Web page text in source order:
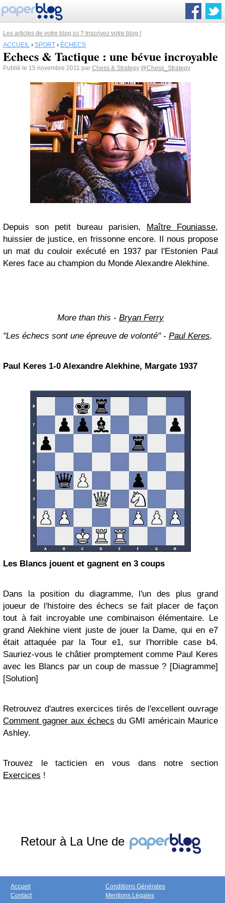
Les articles de votre blog ici ? Inscrivez votre blog !
ACCUEIL › SPORT › ÉCHECS
Echecs & Tactique : une bévue incroyable
Publié le 15 novembre 2011 par Chess & Strategy @Chess_Strategy
Depuis son petit bureau parisien, Maître Founiasse,
huissier de justice, en frissonne encore. Il nous propose
un mat du couloir exécuté en 1937 par l'Estonien Paul
Keres face au champion du Monde Alexandre Alekhine.
More than this - Bryan Ferry
"Les échecs sont une épreuve de volonté" - Paul Keres.
Paul Keres 1-0 Alexandre Alekhine, Margate 1937
Les Blancs jouent et gagnent en 3 coups
Dans la position du diagramme, l'un des plus grand
joueur de l'histoire des échecs se fait placer de façon
tout à fait incroyable une combinaison élémentaire. Le
grand Alekhine vient juste de jouer la Dame, qui en e7
était attaquée par la Tour e1, sur l'horrible case b4.
Sauriez-vous le châtier promptement comme Paul Keres
avec les Blancs par un coup de massue ? [Diagramme]
[Solution]
Retrouvez d'autres exercices tirés de l'excellent ouvrage
Comment gagner aux échecs du GMI américain Maurice
Ashley.
Trouvez le tacticien en vous dans notre section
Exercices !
Retour à La Une de
Accueil
Contact
Conditions Générales
Mentions Légales